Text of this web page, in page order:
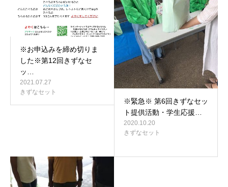
※お申込みを締め切りま
した※第12回きずなセ
ッ…
2021.07.27
きずなセット
※緊急※ 第6回きずなセッ
ト提供活動・学生応援…
2020.10.20
きずなセット